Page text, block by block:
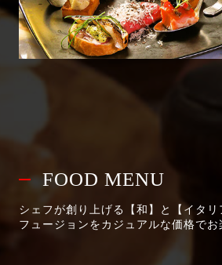
FOOD MENU
シェフが創り上げる【和】と【イタ
フュージョンをカジュアルな価格でお